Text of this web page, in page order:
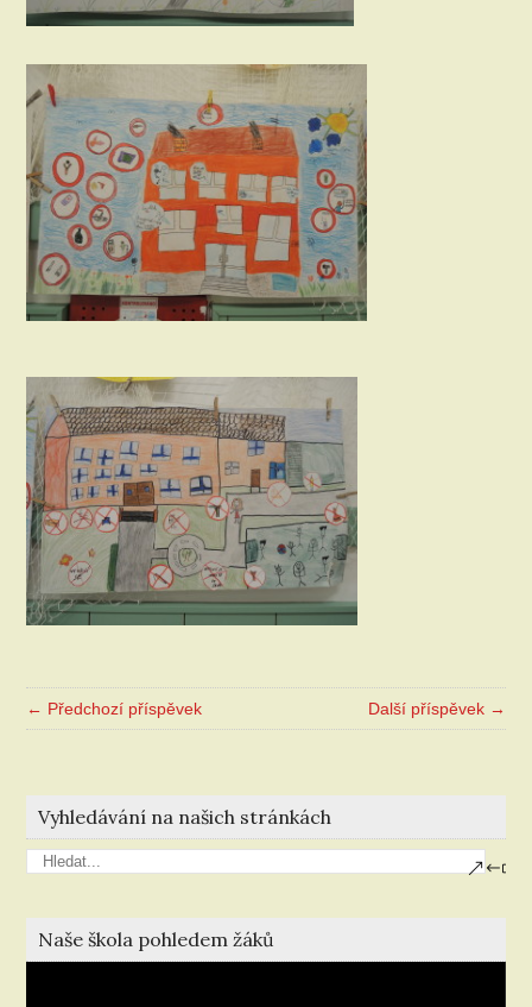
← Předchozí příspěvek Další příspěvek →
Vyhledávání na našich stránkách
Naše škola pohledem žáků